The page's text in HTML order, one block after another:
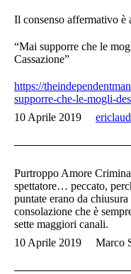
Il consenso affermativo è
“Mai supporre che le
Cassazione”
https://
supporre-che-le-mogli-
10 Aprile 2019
Purtroppo Amore
spettatore… peccato,
puntate erano da
consolazione che è
sette maggiori canali.
10 Aprile 2019
Marco